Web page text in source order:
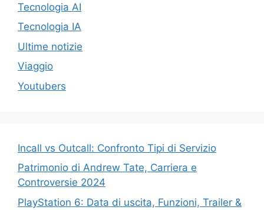
Tecnologia AI
Tecnologia IA
Ultime notizie
Viaggio
Youtubers
Incall vs Outcall: Confronto Tipi di Servizio
Patrimonio di Andrew Tate, Carriera e
Controversie 2024
PlayStation 6: Data di uscita, Funzioni, Trailer &